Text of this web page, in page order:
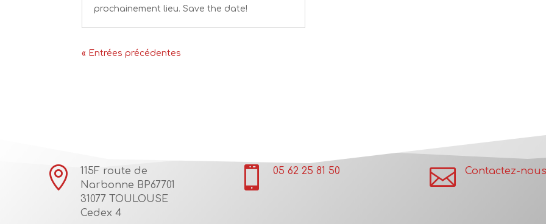
prochainement lieu. Save the date!
« Entrées précédentes

115F route de
Narbonne BP67701
31077 TOULOUSE
Cedex 4
 05 62 25 81 50  Contactez-